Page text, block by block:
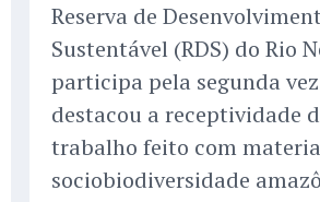
Reserva de
Sustentável (RDS) do Rio
participa pela segunda
destacou a receptividade
trabalho feito com
sociobiodiversidade